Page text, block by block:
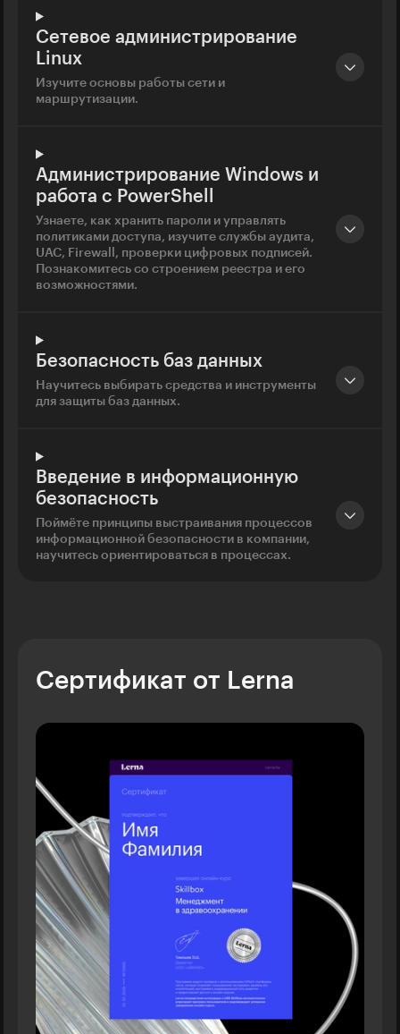
Сетевое администрирование
Linux
Изучите основы работы сети и
маршрутизации.
Администрирование Windows и
работа с PowerShell
Узнаете, как хранить пароли и управлять
политиками доступа, изучите службы аудита,
UAC, Firewall, проверки цифровых подписей.
Познакомитесь со строением реестра и его
возможностями.
Безопасность баз данных
Научитесь выбирать средства и инструменты
для защиты баз данных.
Введение в информационную
безопасность
Поймёте принципы выстраивания процессов
информационной безопасности в компании,
научитесь ориентироваться в процессах.
Сертификат от Lerna